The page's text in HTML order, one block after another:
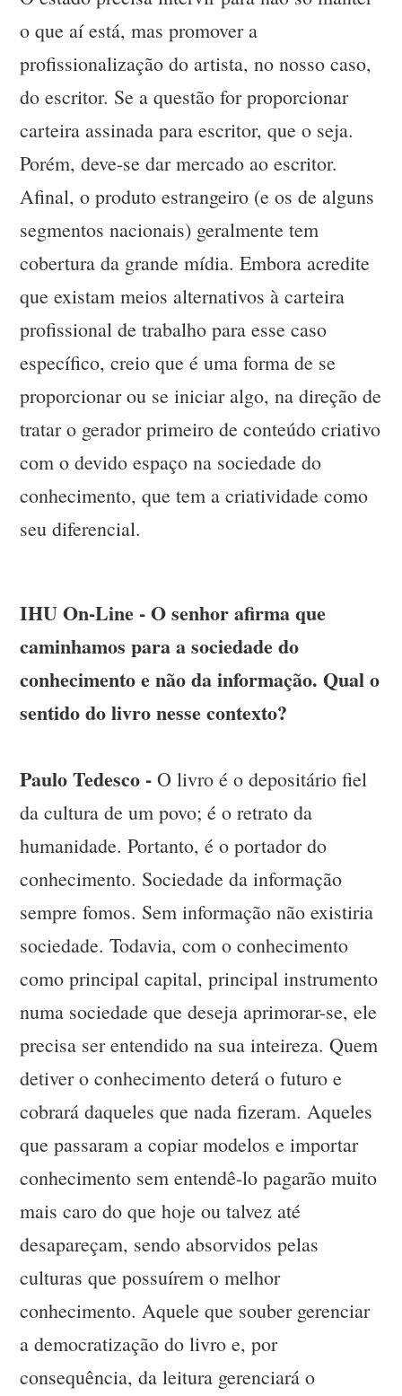
o que aí está, mas promover a
profissionalização do artista, no nosso caso,
do escritor. Se a questão for proporcionar
carteira assinada para escritor, que o seja.
Porém, deve-se dar mercado ao escritor.
Afinal, o produto estrangeiro (e os de alguns
segmentos nacionais) geralmente tem
cobertura da grande mídia. Embora acredite
que existam meios alternativos à carteira
profissional de trabalho para esse caso
específico, creio que é uma forma de se
proporcionar ou se iniciar algo, na direção de
tratar o gerador primeiro de conteúdo criativo
com o devido espaço na sociedade do
conhecimento, que tem a criatividade como
seu diferencial.
IHU On-Line - O senhor afirma que
caminhamos para a sociedade do
conhecimento e não da informação. Qual o
sentido do livro nesse contexto?
Paulo Tedesco - O livro é o depositário fiel
da cultura de um povo; é o retrato da
humanidade. Portanto, é o portador do
conhecimento. Sociedade da informação
sempre fomos. Sem informação não existiria
sociedade. Todavia, com o conhecimento
como principal capital, principal instrumento
numa sociedade que deseja aprimorar-se, ele
precisa ser entendido na sua inteireza. Quem
detiver o conhecimento deterá o futuro e
cobrará daqueles que nada fizeram. Aqueles
que passaram a copiar modelos e importar
conhecimento sem entendê-lo pagarão muito
mais caro do que hoje ou talvez até
desapareçam, sendo absorvidos pelas
culturas que possuírem o melhor
conhecimento. Aquele que souber gerenciar
a democratização do livro e, por
consequência, da leitura gerenciará o